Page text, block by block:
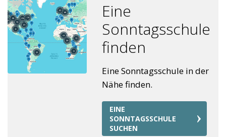
Eine
Sonntagsschule
finden
Eine Sonntagsschule in der
Nähe finden.
EINE
SONNTAGSSCHULE
SUCHEN